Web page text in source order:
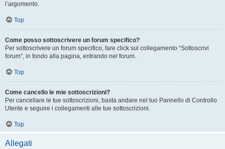
l’argomento.
Top
Come posso sottoscrivere un forum specifico?
Per sottoscrivere un forum specifico, fare click sul collegamento “Sottoscrivi
forum”, in fondo alla pagina, entrando nel forum.
Top
Come cancello le mie sottoscrizioni?
Per cancellare le tue sottoscrizioni, basta andare nel tuo Pannello di Controllo
Utente e seguire i collegamenti alle tue sottoscrizioni.
Top
Allegati